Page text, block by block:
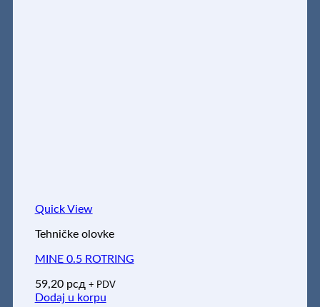
Quick View
Tehničke olovke
MINE 0.5 ROTRING
59,20 рсд + PDV
Dodaj u korpu